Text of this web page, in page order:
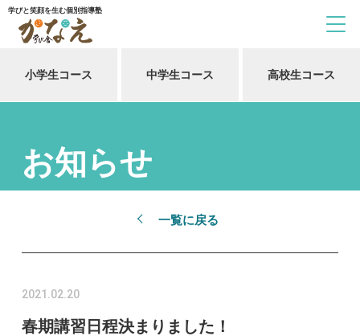
学びと笑顔を生む個別指導塾
小学生コース 中学生コース 高校生コース
お知らせ
一覧に戻る
2021.02.20
春期講習日程決まりました！